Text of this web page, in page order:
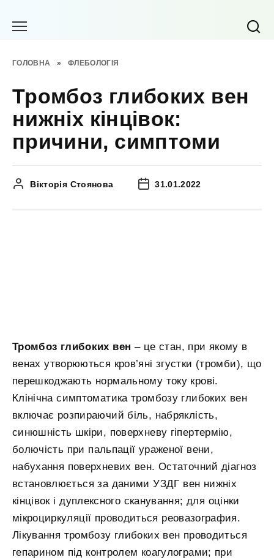
ГОЛОВНА » ФЛЕБОЛОГІЯ
Тромбоз глибоких вен
нижніх кінцівок:
причини, симптоми
Вікторія Стоянова 31.01.2022
Тромбоз глибоких вен – це стан, при якому в
венах утворюються кров’яні згустки (тромби), що
перешкоджають нормальному току крові.
Клінічна симптоматика тромбозу глибоких вен
включає розпираючий біль, набряклість,
синюшність шкіри, поверхневу гіпертермію,
болючість при пальпації ураженої вени,
набухання поверхневих вен. Остаточний діагноз
встановлюється за даними УЗДГ вен нижніх
кінцівок і дуплексного сканування; для оцінки
мікроциркуляції проводиться реовазография.
Лікування тромбозу глибоких вен проводиться
гепарином під контролем коагулограми; при